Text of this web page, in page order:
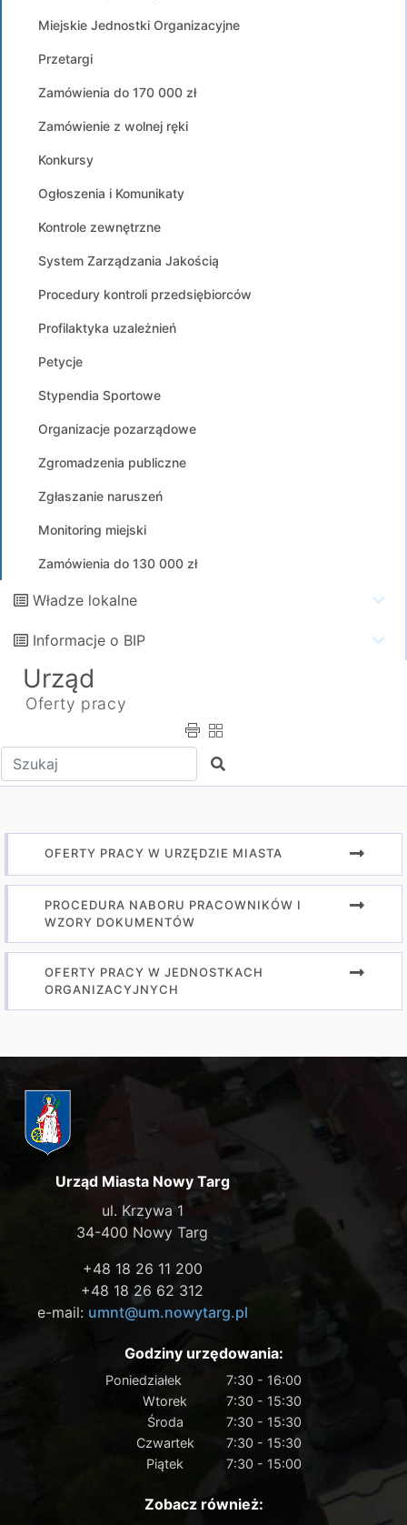
Miejskie Jednostki Organizacyjne
Przetargi
Zamówienia do 170 000 zł
Zamówienie z wolnej ręki
Konkursy
Ogłoszenia i Komunikaty
Kontrole zewnętrzne
System Zarządzania Jakością
Procedury kontroli przedsiębiorców
Profilaktyka uzależnień
Petycje
Stypendia Sportowe
Organizacje pozarządowe
Zgromadzenia publiczne
Zgłaszanie naruszeń
Monitoring miejski
Zamówienia do 130 000 zł
Władze lokalne
Informacje o BIP
Urząd
Oferty pracy
Wpisz tekst do wyszukania Szukaj
OFERTY PRACY W URZĘDZIE MIASTA
PROCEDURA NABORU PRACOWNIKÓW I
WZORY DOKUMENTÓW
OFERTY PRACY W JEDNOSTKACH
ORGANIZACYJNYCH
Urząd Miasta Nowy Targ
ul. Krzywa 1
34-400 Nowy Targ
+48 18 26 11 200
+48 18 26 62 312
e-mail: umnt@um.nowytarg.pl
Godziny urzędowania:
Poniedziałek
7:30 - 16:00
Wtorek
7:30 - 15:30
Środa
7:30 - 15:30
Czwartek
7:30 - 15:30
Piątek
7:30 - 15:00
Zobacz również: